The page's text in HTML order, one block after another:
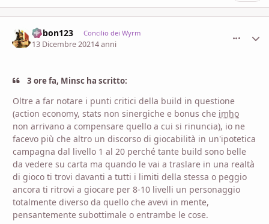
bobon123 Concilio dei Wyrm
13 Dicembre 20214 anni
3 ore fa, Minsc ha scritto:
Oltre a far notare i punti critici della build in questione
(action economy, stats non sinergiche e bonus che imho
non arrivano a compensare quello a cui si rinuncia), io ne
facevo più che altro un discorso di giocabilità in un'ipotetica
campagna dal livello 1 al 20 perché tante build sono belle
da vedere su carta ma quando le vai a traslare in una realtà
di gioco ti trovi davanti a tutti i limiti della stessa o peggio
ancora ti ritrovi a giocare per 8-10 livelli un personaggio
totalmente diverso da quello che avevi in mente,
pensantemente subottimale o entrambe le cose.